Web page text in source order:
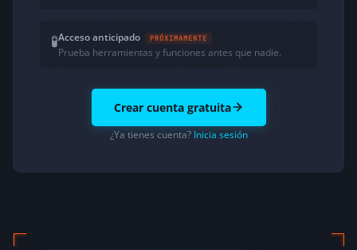
🧪Acceso anticipado PRÓXIMAMENTE
Prueba herramientas y funciones antes que nadie.
Crear cuenta gratuita
¿Ya tienes cuenta? Inicia sesión